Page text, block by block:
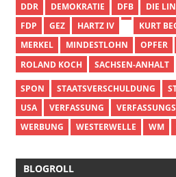
DDR
DEMOKRATIE DFB DIE
FDP
GEZ HARTZ IV KURT
MERKEL
MINDESTLOHN OPFER
ROLAND KOCH
SACHSEN-ANHALT
SPON
STAATSVERSCHULDUNG
USA
VERFASSUNG
WERBUNG
WESTERWELLE WM
BLOGROLL